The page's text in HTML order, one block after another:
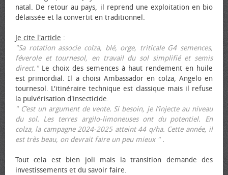
natal. De retour au pays, il reprend une exploitation en bio
délaissée et la convertit en traditionnel.
Je cite l'article :
"Sa rotation associe colza, blé, orge, triticale G4 semences,
féverole et tournesol, en travail du sol simplifié et semis
direct."Le choix des semences à haut rendement en huile
est primordial. Il a choisi Ambassador en colza, Angelo en
tournesol. L'itinéraire technique est classique mais il refuse
la pulvérisation d'insecticide.
" C’est un argument de vente. Si besoin, je l’injecte au niveau
du sol. Les terres argilo-limoneuses ont du potentiel. En
colza, la campagne 2024-2025 atteint 44 q/ha. Cette année, il
est très beau, on devrait faire un peu mieux ".
Tout cela est bien joli mais la transition demande des
investissements et du savoir faire.